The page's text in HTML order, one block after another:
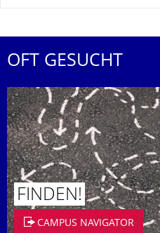
OFT GESUCHT
FINDEN!
CAMPUS NAVIGATOR